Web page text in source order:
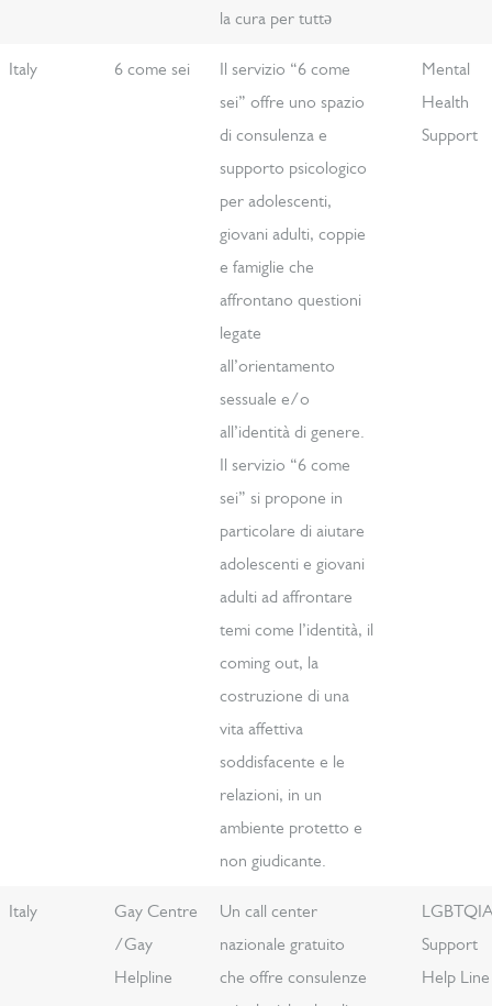
la cura per tuttə
Italy 6 come sei
Il servizio “6 come
sei” offre uno spazio
di consulenza e
supporto psicologico
per adolescenti,
giovani adulti, coppie
e famiglie che
affrontano questioni
legate
all’orientamento
sessuale e/o
all’identità di genere.
Il servizio “6 come
sei” si propone in
particolare di aiutare
adolescenti e giovani
adulti ad affrontare
temi come l’identità, il
coming out, la
costruzione di una
vita affettiva
soddisfacente e le
relazioni, in un
ambiente protetto e
non giudicante.
Mental
Health
Support
Italy
Gay Centre
/Gay
Helpline
Un call center
nazionale gratuito
che offre consulenze
Support
Help Line